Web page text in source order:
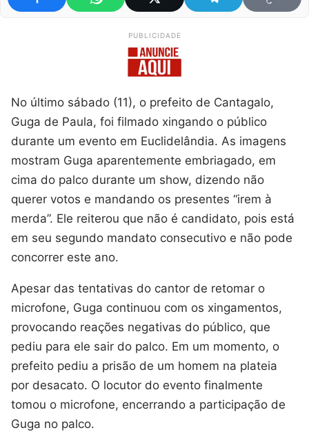
PUBLICIDADE
No último sábado (11), o prefeito de Cantagalo,
Guga de Paula, foi filmado xingando o público
durante um evento em Euclidelândia. As imagens
mostram Guga aparentemente embriagado, em
cima do palco durante um show, dizendo não
querer votos e mandando os presentes “irem à
merda”. Ele reiterou que não é candidato, pois está
em seu segundo mandato consecutivo e não pode
concorrer este ano.
Apesar das tentativas do cantor de retomar o
microfone, Guga continuou com os xingamentos,
provocando reações negativas do público, que
pediu para ele sair do palco. Em um momento, o
prefeito pediu a prisão de um homem na plateia
por desacato. O locutor do evento finalmente
tomou o microfone, encerrando a participação de
Guga no palco.